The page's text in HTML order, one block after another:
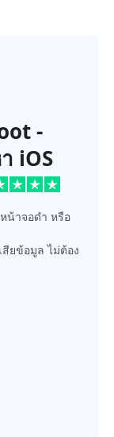
-
iOS
น้าจอดำ หรือ
ยข้อมูล ไม่ต้อง